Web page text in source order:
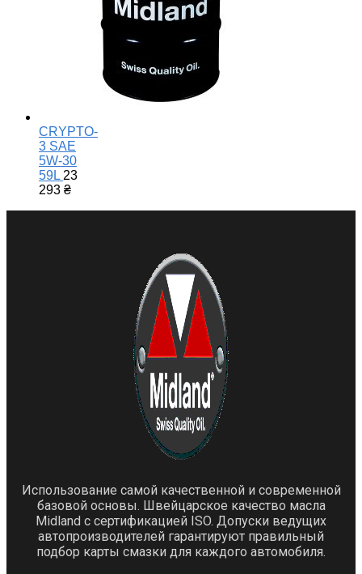
CRYPTO-
3 SAE
5W-30
59L 23
293 ₴
Использование самой качественной и современной
базовой основы. Швейцарское качество масла
Midland с сертификацией ISO. Допуски ведущих
автопроизводителей гарантируют правильный
подбор карты смазки для каждого автомобиля.